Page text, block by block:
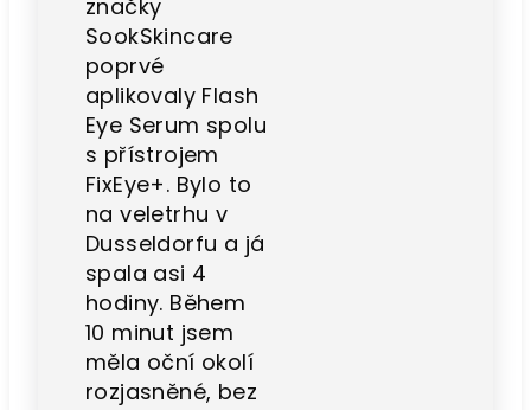
značky
SookSkincare
poprvé
aplikovaly Flash
Eye Serum spolu
s přístrojem
FixEye+. Bylo to
na veletrhu v
Dusseldorfu a já
spala asi 4
hodiny. Během
10 minut jsem
měla oční okolí
rozjasněné, bez